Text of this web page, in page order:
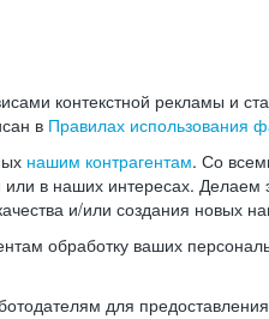
контекстной рекламы и
в Правилах использования
нашим контрагентам. Со
в наших интересах.
и/или создания новых
обработку ваших
для